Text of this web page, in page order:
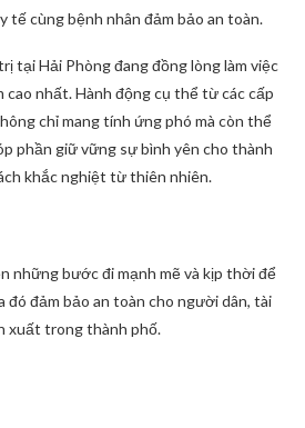
tế cùng bệnh nhân đảm bảo an toàn.
tại Hải Phòng đang đồng lòng làm việc
nhất. Hành động cụ thể từ các cấp
chỉ mang tính ứng phó mà còn thể
phần giữ vững sự bình yên cho thành
khắc nghiệt từ thiên nhiên.
những bước đi mạnh mẽ và kịp thời để
đó đảm bảo an toàn cho người dân, tài
xuất trong thành phố.